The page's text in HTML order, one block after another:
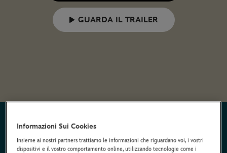
GUARDA IL TRAILER
The Good Mothers
Informazioni Sui Cookies
Insieme ai nostri partners trattiamo le informazioni che riguardano voi, i vostri
dispositivi e il vostro comportamento online, utilizzando tecnologie come i